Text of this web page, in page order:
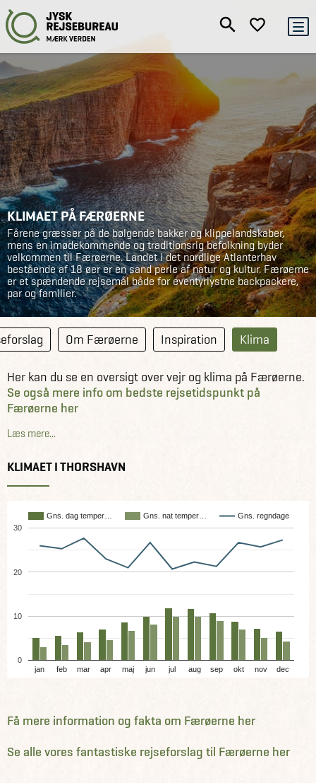
KLIMAET PÅ FÆRØERNE
Fårene græsser på de bølgende bakker og klippelandskaber,
mens en imødekommende og traditionsrig befolkning byder
velkommen til Færøerne. Landet i det nordlige Atlanterhav
bestående af 18 øer er en sand perle af natur og kultur. Færøerne
er et spændende rejsemål både for eventyrlystne backpackere,
par og familier.
Om Færøerne Inspiration Klima
Her kan du se en oversigt over vejr og klima på Færøerne.
Se også mere info om bedste rejsetidspunkt på
Færøerne her
Læs mere...
KLIMAET I THORSHAVN
Gns. dag temper… Gns. nat temper… Gns. regndage
jan feb mar apr maj jun jul aug sep okt nov dec
0
10
20
30
Få mere information og fakta om Færøerne her
Se alle vores fantastiske rejseforslag til Færøerne her